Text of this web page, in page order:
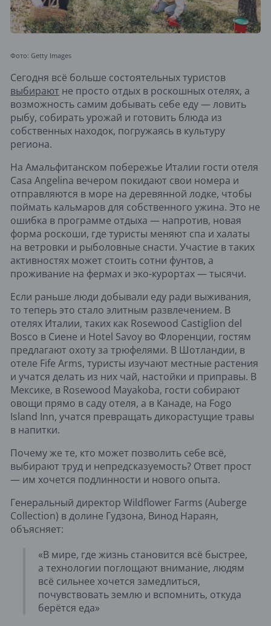
Фото: Getty Images
Сегодня всё больше состоятельных туристов
выбирают не просто отдых в роскошных отелях, а
возможность самим добывать себе еду — ловить
рыбу, собирать урожай и готовить блюда из
собственных находок, погружаясь в культуру
региона.
На Амальфитанском побережье Италии гости отеля
Casa Angelina вечером покидают свои номера и
отправляются в море на деревянной лодке, чтобы
поймать кальмаров для собственного ужина. Это не
ошибка в программе отдыха — напротив, новая
форма роскоши, где туристы меняют спа и халаты
на ветровки и рыболовные снасти. Участие в таких
активностях может стоить сотни фунтов, а
проживание на фермах и эко-курортах — тысячи.
Если раньше люди добывали еду ради выживания,
то теперь это стало элитным развлечением. В
отелях Италии, таких как Rosewood Castiglion del
Bosco в Сиене и Hotel Savoy во Флоренции, гостям
предлагают охоту за трюфелями. В Шотландии, в
отеле Fife Arms, туристы изучают местные растения
и учатся делать из них чай, настойки и приправы. В
Мексике, в Rosewood Mayakoba, гости собирают
овощи прямо в саду отеля, а в Канаде, на Fogo
Island Inn, учатся превращать дикорастущие травы
в напитки.
Почему же те, кто может позволить себе всё,
выбирают труд и непредсказуемость? Ответ прост
— им хочется подлинности и нового опыта.
Генеральный директор Wildflower Farms (Auberge
Collection) в долине Гудзона, Винод Нараян,
объясняет:
«В мире, где жизнь становится всё быстрее,
а технологии поглощают внимание, людям
всё сильнее хочется замедлиться,
почувствовать землю и вспомнить, откуда
берётся еда»